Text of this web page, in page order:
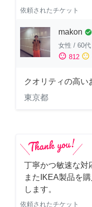
依頼されたチケット
makon check_circle
女性 / 60代
sentiment_satisfied 812 sentiment_neutral
クオリティの高い
東京都
丁寧かつ敏速な対
またIKEA製品を
します。
依頼されたチケット